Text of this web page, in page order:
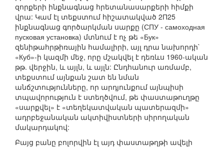
զորքերի ինքնագնաց հրետանասարքերի հիմքի
վրա: Կամ էլ տեքստում հիշատակված 2П25
ինքնագնաց գործարկման սարքը (СПУ - самоходная
пусковая установка) մտնում է ոչ թե «Бук»
զենիթահրթիռային համալիրի, այլ դրա նախորդի`
«Куб»-ի կազմի մեջ, որը մշակվել է դեռևս 1960-ական
թթ. վերջին, և այլն, և այլն: Ընդհանուր առմամբ,
տեքստում այնքան շատ են նման
անճշտությունները, որ արդյունքում այնպիսի
տպավորություն է ստեղծվում, թե փաստաթուղթը
«սարքվել» է «տեղեկատվական պատերազմի»
ադրբեջանական ակտիվիստների սիրողական
մակարդակով:
Բայց բանը բոլորվին էլ այդ փաստաթղթի ավելի